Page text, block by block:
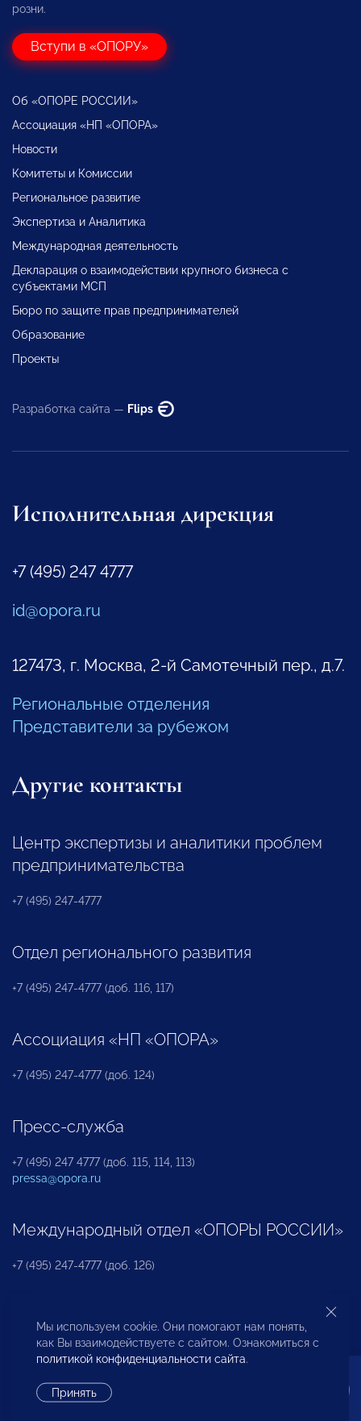
розни.
Вступи в «ОПОРУ»
Об «ОПОРЕ РОССИИ»
Ассоциация «НП «ОПОРА»
Новости
Комитеты и Комиссии
Региональное развитие
Экспертиза и Аналитика
Международная деятельность
Декларация о взаимодействии крупного бизнеса с
субъектами МСП
Бюро по защите прав предпринимателей
Образование
Проекты
Разработка сайта — Flips
Исполнительная дирекция
+7 (495) 247 4777
id@opora.ru
127473, г. Москва, 2-й Самотечный пер., д.7.
Региональные отделения
Представители за рубежом
Другие контакты
Центр экспертизы и аналитики проблем
предпринимательства
+7 (495) 247-4777
Отдел регионального развития
+7 (495) 247-4777 (доб. 116, 117)
Ассоциация «НП «ОПОРА»
+7 (495) 247-4777 (доб. 124)
Пресс-служба
+7 (495) 247 4777 (доб. 115, 114, 113)
pressa@opora.ru
Международный отдел «ОПОРЫ РОССИИ»
+7 (495) 247-4777 (доб. 126)
Бюро по защите прав предпринимателей и
инвесторов
Мы используем cookie. Они помогают нам понять,
как Вы взаимодействуете с сайтом. Ознакомиться с
политикой конфиденциальности сайта.
Принять